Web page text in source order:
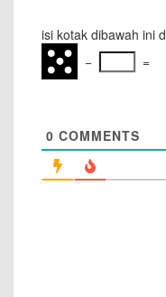
isi kotak dibawah ini
−
=
0 COMMENTS